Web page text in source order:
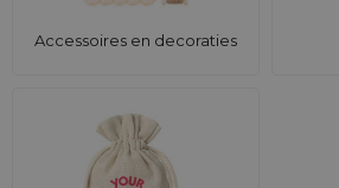
Accessoires en decoraties